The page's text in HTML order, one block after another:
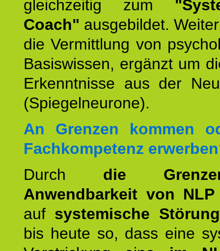
gleichzeitig zum
Coach" ausgebildet.
die Vermittlung von
Basiswissen, ergänzt um
Erkenntnisse aus der
(Spiegelneurone).
An Grenzen kommen
Fachkompetenz
Durch die
Anwendbarkeit von NLP
auf systemische
bis heute so, dass eine